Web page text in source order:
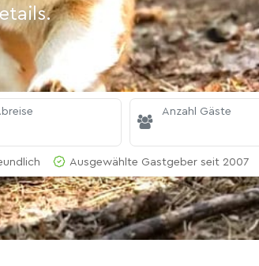
Anzahl Gäste
Ausgewählte Gastgeber seit 2007